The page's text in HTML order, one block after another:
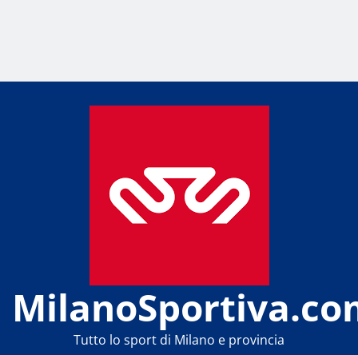
Tutto lo sport di Milano e provincia